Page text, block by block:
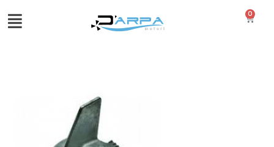
0